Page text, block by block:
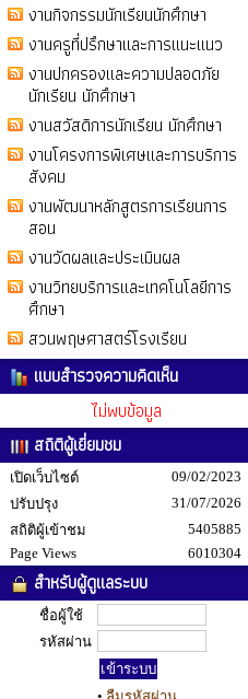
งานกิจกรรมนักเรียนนักศึกษา
งานครูที่ปรึกษาและการแนะแนว
งานปกครองและความปลอดภัย
นักเรียน นักศึกษา
งานสวัสดิการนักเรียน นักศึกษา
งานโครงการพิเศษและการบริการ
สังคม
งานพัฒนาหลักสูตรการเรียนการ
สอน
งานวัดผลและประเมินผล
งานวิทยบริการและเทคโนโลยีการ
ศึกษา
สวนพฤษศาสตร์โรงเรียน
แบบสำรวจความคิดเห็น
ไม่พบข้อมูล
สถิติผู้เยี่ยมชม
เปิดเว็บไซต์
09/02/2023
ปรับปรุง
31/07/2026
สถิติผู้เข้าชม
5405885
Page Views
6010304
สำหรับผู้ดูแลระบบ
ชื่อผู้ใช้
รหัสผ่าน